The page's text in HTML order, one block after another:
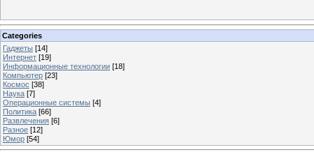
Categories
Гаджеты [14]
Интернет [19]
Информационные технологии [18]
Компьютер [23]
Космос [38]
Наука [7]
Операционные системы [4]
Политика [66]
Развлечения [6]
Разное [12]
Юмор [54]